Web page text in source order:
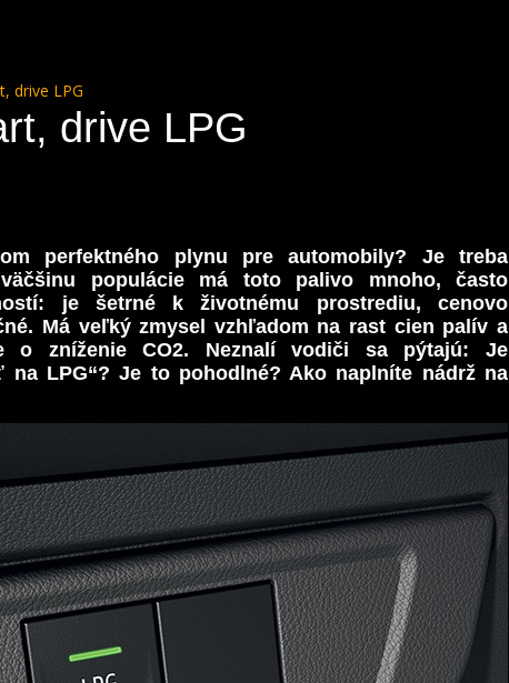
drive LPG
drive LPG
perfektného plynu pre automobily? Je treba
populácie má toto palivo mnoho, často
je šetrné k životnému prostrediu, cenovo
Má veľký zmysel vzhľadom na rast cien palív a
o zníženie CO2. Neznalí vodiči sa pýtajú: Je
na LPG“? Je to pohodlné? Ako naplníte nádrž na